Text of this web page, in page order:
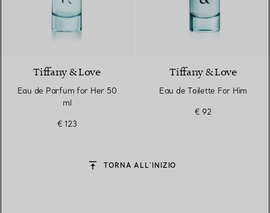
Tiffany & Love
Eau de Parfum for Her 50
ml
€ 123
Tiffany & Love
Eau de Toilette For Him
€ 92
TORNA ALL’INIZIO